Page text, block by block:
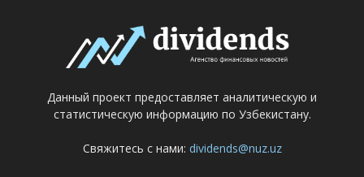
Данный проект предоставляет аналитическую и
статистическую информацию по Узбекистану.
Свяжитесь с нами: dividends@nuz.uz